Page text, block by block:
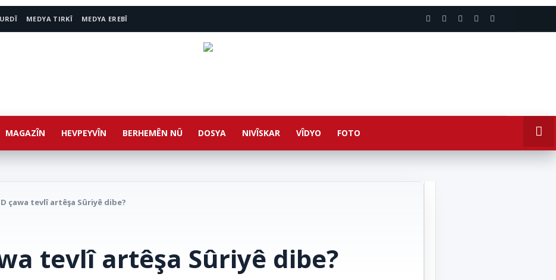
MEDYA TIRKÎ MEDYA EREBÎ
MAGAZÎN HEVPEYVÎN BERHEMÊN NÛ DOSYA NIVÎSKAR VÎDYO FOTO
çawa tevlî artêşa Sûriyê dibe?
tevlî artêşa Sûriyê dibe?